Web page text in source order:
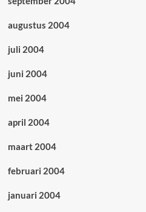
augustus 2004
juli 2004
juni 2004
mei 2004
april 2004
maart 2004
februari 2004
januari 2004